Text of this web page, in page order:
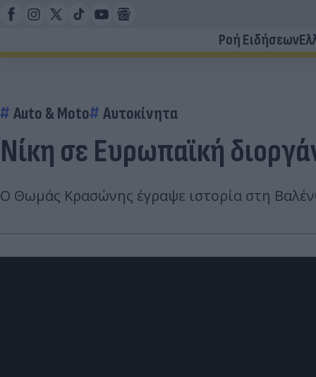
Ροή Ειδήσεων
Auto & Moto Αυτοκίνητα
Νίκη σε Ευρωπαϊκή
Ο Θωμάς Κρασώνης έγραψε ιστορία στη